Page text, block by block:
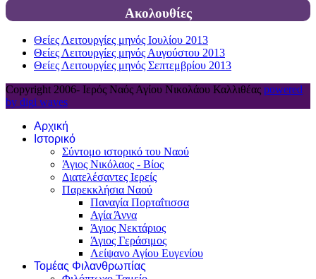
Ακολουθίες
Θείες Λειτουργίες μηνός Ιουλίου 2013
Θείες Λειτουργίες μηνός Αυγούστου 2013
Θείες Λειτουργίες μηνός Σεπτεμβρίου 2013
Copyright 2006- Ιερός Ναός Αγίου Νικολάου Καλλιθέας powered
by digi waves
Αρχική
Ιστορικό
Σύντομο ιστορικό του Ναού
Άγιος Νικόλαος - Βίος
Διατελέσαντες Ιερείς
Παρεκκλήσια Ναού
Παναγία Πορταΐτισσα
Αγία Άννα
Άγιος Νεκτάριος
Άγιος Γεράσιμος
Λείψανο Αγίου Ευγενίου
Τομέας Φιλανθρωπίας